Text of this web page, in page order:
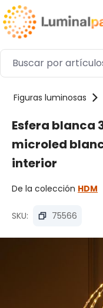
Saltar al contenido
Figuras luminosas
Esfera blanca
microled
interior
De la colección HDM
SKU: 75566